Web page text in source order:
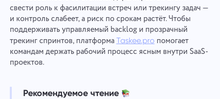
свести роль к фасилитации встреч или трекингу задач —
и контроль слабеет, а риск по срокам растёт. Чтобы
поддерживать управляемый backlog и прозрачный
трекинг спринтов, платформаTaskee.proпомогает
командам держать рабочий процесс ясным внутри SaaS-
проектов.
Рекомендуемое чтение